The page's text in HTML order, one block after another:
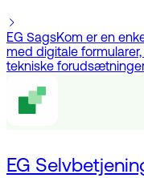
EG SagsKom er en
med digitale
tekniske
EG